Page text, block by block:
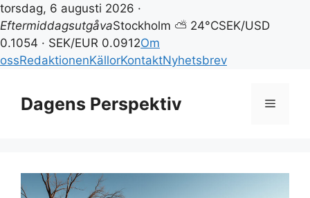
torsdag, 6 augusti 2026 ·
EftermiddagsutgåvaStockholm ⛅ 24°CSEK/USD
0.1054 · SEK/EUR 0.0912Om
ossRedaktionenKällorKontaktNyhetsbrev
innehållDagens Perspektiv Meny